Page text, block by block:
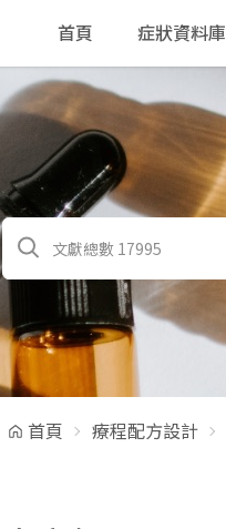
首頁 症狀資料庫
首頁 療程配方設計